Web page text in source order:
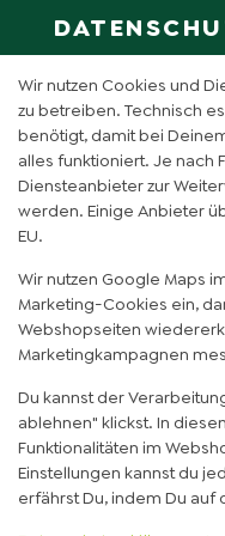
Wir nutzen Cookies und
zu betreiben. Technisch
benötigt, damit bei
alles funktioniert. Je nach
Diensteanbieter zur
werden. Einige Anbieter
EU.
Wir nutzen Google Maps
Marketing-Cookies ein,
Webshopseiten
Marketingkampagnen
Du kannst der
ablehnen" klickst. In
Funktionalitäten im
Einstellungen kannst du
erfährst Du, indem Du auf
HAPPY